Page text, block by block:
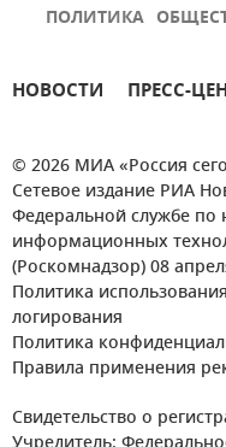
ПОЛИТИКА
НОВОСТИ ПРЕСС-
© 2026 МИА «Россия
Сетевое издание РИА
Федеральной службе по
информационных
(Роскомнадзор) 08
Политика
логирования
Политика
Правила применения
Свидетельство о